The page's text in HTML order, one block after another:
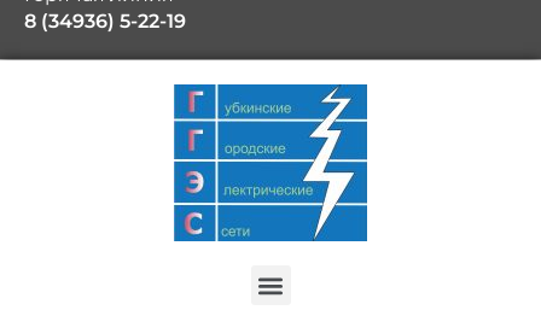
8 (34936) 5-22-19
Меню